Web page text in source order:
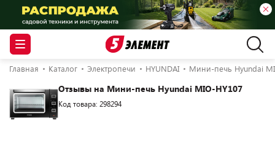
Главная Каталог Электропечи HYUNDAI Мини-печь Hyundai
Отзывы на Мини-печь Hyundai MIO-HY107
Код товара: 298294